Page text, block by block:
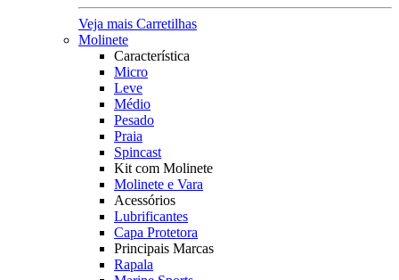
Veja mais Carretilhas
Molinete
Característica
Micro
Leve
Médio
Pesado
Praia
Spincast
Kit com Molinete
Molinete e Vara
Acessórios
Lubrificantes
Capa Protetora
Principais Marcas
Rapala